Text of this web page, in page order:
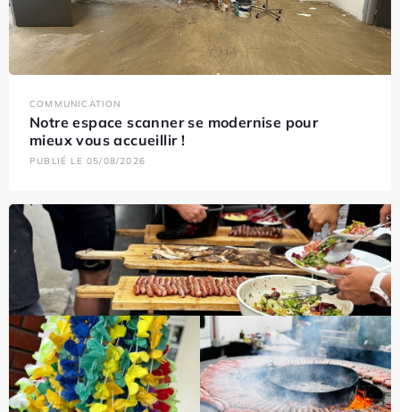
COMMUNICATION
Notre espace scanner se modernise pour
mieux vous accueillir !
PUBLIÉ LE 05/08/2026